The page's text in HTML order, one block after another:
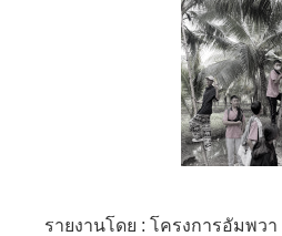
รายงานโดย : โครงการอัมพว